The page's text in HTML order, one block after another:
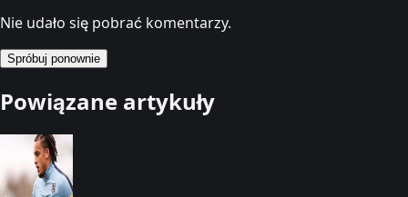
Nie udało się pobrać komentarzy.
Spróbuj ponownie
Powiązane artykuły